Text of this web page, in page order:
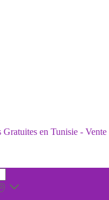
en Tunisie -